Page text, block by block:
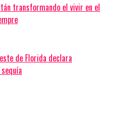
transformando el vivir en el
de Florida declara